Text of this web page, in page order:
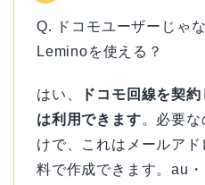
Q. ドコモユーザーじゃ
Leminoを使える？
はい、
ドコモ回線を契
は利用できます。必要
けで、これはメールア
料で作成できます。au